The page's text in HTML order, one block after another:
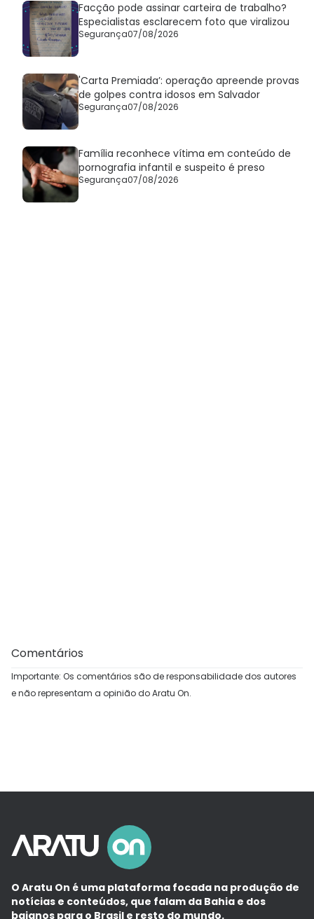
Facção pode assinar carteira de trabalho?
Especialistas esclarecem foto que viralizou
Segurança07/08/2026
'Carta Premiada’: operação apreende provas
de golpes contra idosos em Salvador
Segurança07/08/2026
Família reconhece vítima em conteúdo de
pornografia infantil e suspeito é preso
Segurança07/08/2026
Comentários
Importante: Os comentários são de responsabilidade dos autores
e não representam a opinião do Aratu On.
O Aratu On é uma plataforma focada na produção de
notícias e conteúdos, que falam da Bahia e dos
baianos para o Brasil e resto do mundo.